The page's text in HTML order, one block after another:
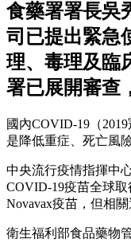
食藥署署長吳
司已提出緊急
理、毒理及臨
署已展開審查
國內COVID-19（
是降低重症、死亡風
中央流行疫情指揮中
COVID-19疫苗全球
Novavax疫苗，但相關
衛生福利部食品藥物